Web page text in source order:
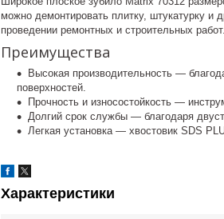
можно демонтировать плитку, штукатурку и
проведении ремонтных и строительных работ.
Преимущества
Высокая производительность —
поверхностей.
Прочность и износостойкость —
Долгий срок службы — благодаря
Легкая установка — хвостовик SDS
Характеристики